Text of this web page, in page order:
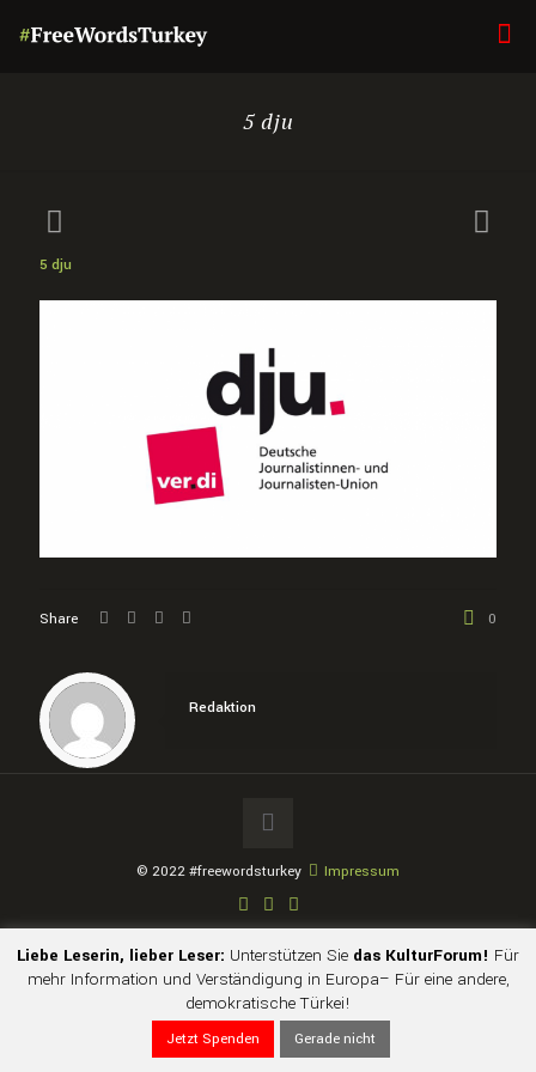
5 dju
5 dju
Share 0
Redaktion
© 2022 #freewordsturkey Impressum
Liebe Leserin, lieber Leser: Unterstützen Sie das KulturForum! Für
mehr Information und Verständigung in Europa– Für eine andere,
demokratische Türkei!
Jetzt Spenden Gerade nicht